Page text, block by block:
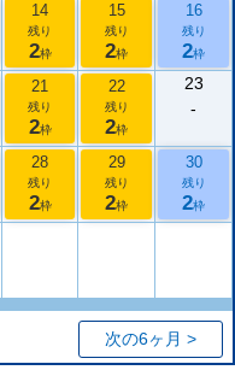
14
残り
2枠
15
残り
2枠
16
残り
2枠
21
残り
2枠
22
残り
2枠
23
-
28
残り
2枠
29
残り
2枠
30
残り
2枠
次の6ヶ月 >